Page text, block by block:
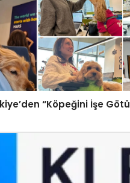
“Köpeğini İşe